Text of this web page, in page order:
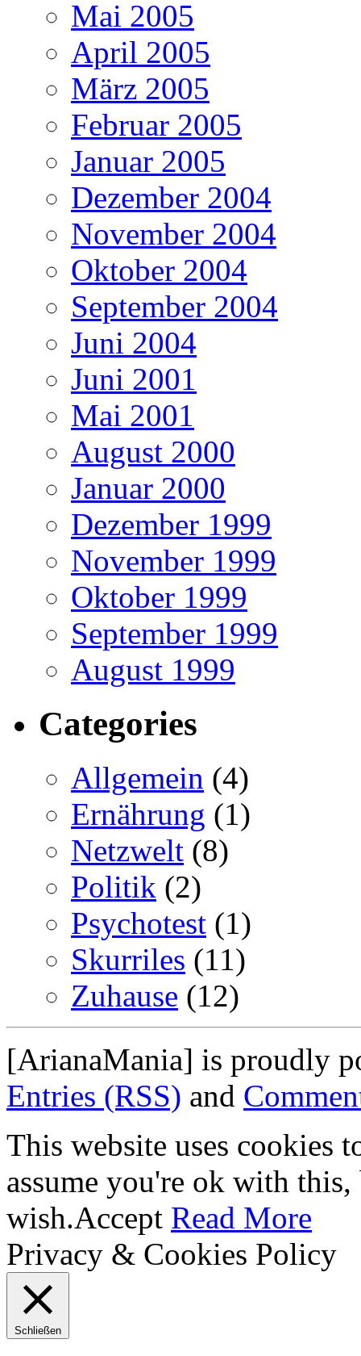
Mai 2005
April 2005
März 2005
Februar 2005
Januar 2005
Dezember 2004
November 2004
Oktober 2004
September 2004
Juni 2004
Juni 2001
Mai 2001
August 2000
Januar 2000
Dezember 1999
November 1999
Oktober 1999
September 1999
August 1999
Categories
Allgemein (4)
Ernährung (1)
Netzwelt (8)
Politik (2)
Psychotest (1)
Skurriles (11)
Zuhause (12)
[ArianaMania] is proudly
Entries (RSS) and
This website uses cookies
assume you're ok with
wish.Accept Read More
Privacy & Cookies Policy
Schließen